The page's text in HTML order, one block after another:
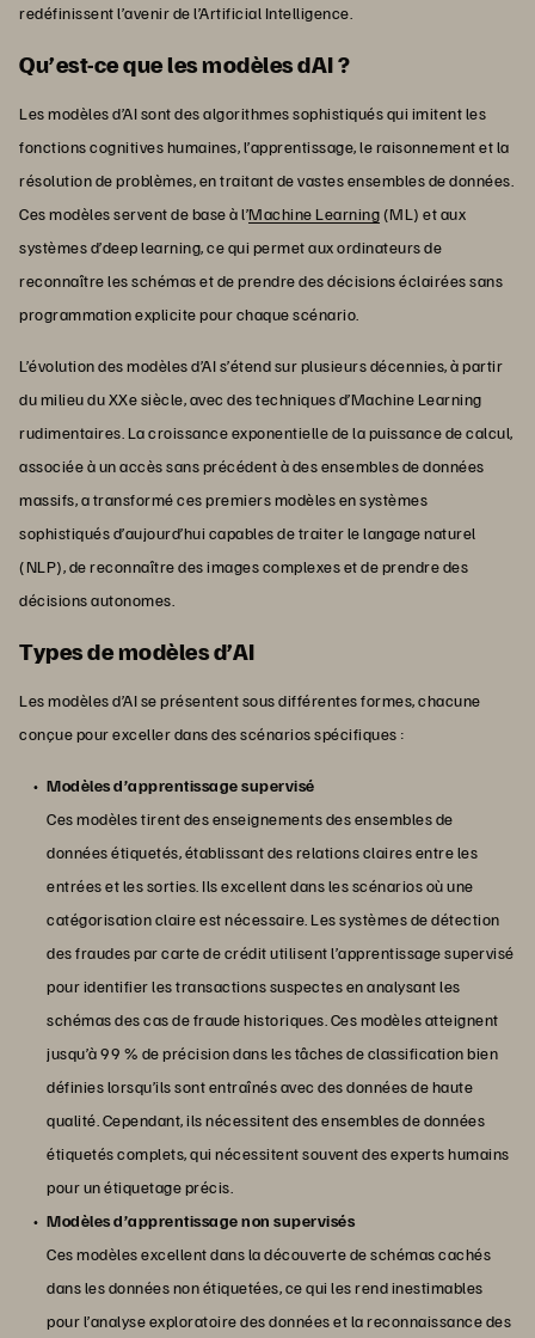
redéfinissent l’avenir de l’Artificial Intelligence.
Qu’est-ce que les modèles dAI ?
Les modèles d’AI sont des algorithmes sophistiqués qui imitent les
fonctions cognitives humaines, l’apprentissage, le raisonnement et la
résolution de problèmes, en traitant de vastes ensembles de données.
Ces modèles servent de base à l’Machine Learning(ML) et aux
systèmes d’deep learning, ce qui permet aux ordinateurs de
reconnaître les schémas et de prendre des décisions éclairées sans
programmation explicite pour chaque scénario.
L’évolution des modèles d’AI s’étend sur plusieurs décennies, à partir
du milieu du XXe siècle, avec des techniques d’Machine Learning
rudimentaires. La croissance exponentielle de la puissance de calcul,
associée à un accès sans précédent à des ensembles de données
massifs, a transformé ces premiers modèles en systèmes
sophistiqués d’aujourd’hui capables de traiter le langage naturel
(NLP), de reconnaître des images complexes et de prendre des
décisions autonomes.
Types de modèles d’AI
Les modèles d’AI se présentent sous différentes formes, chacune
conçue pour exceller dans des scénarios spécifiques :
Modèles d’apprentissage supervisé
Ces modèles tirent des enseignements des ensembles de
données étiquetés, établissant des relations claires entre les
entrées et les sorties. Ils excellent dans les scénarios où une
catégorisation claire est nécessaire. Les systèmes de détection
des fraudes par carte de crédit utilisent l’apprentissage supervisé
pour identifier les transactions suspectes en analysant les
schémas des cas de fraude historiques. Ces modèles atteignent
jusqu’à 99 % de précision dans les tâches de classification bien
définies lorsqu’ils sont entraînés avec des données de haute
qualité. Cependant, ils nécessitent des ensembles de données
étiquetés complets, qui nécessitent souvent des experts humains
pour un étiquetage précis.
Modèles d’apprentissage non supervisés
Ces modèles excellent dans la découverte de schémas cachés
dans les données non étiquetées, ce qui les rend inestimables
pour l’analyse exploratoire des données et la reconnaissance des